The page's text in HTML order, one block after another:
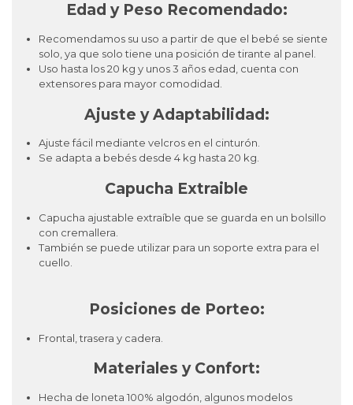
Edad y Peso Recomendado:
Recomendamos su uso a partir de que el bebé se siente
solo, ya que solo tiene una posición de tirante al panel.
Uso hasta los 20 kg y unos 3 años edad, cuenta con
extensores para mayor comodidad.
Ajuste y Adaptabilidad:
Ajuste fácil mediante velcros en el cinturón.
Se adapta a bebés desde 4 kg hasta 20 kg.
Capucha Extraible
Capucha ajustable extraíble que se guarda en un bolsillo
con cremallera.
También se puede utilizar para un soporte extra para el
cuello.
Posiciones de Porteo:
Frontal, trasera y cadera.
Materiales y Confort:
Hecha de loneta 100% algodón, algunos modelos